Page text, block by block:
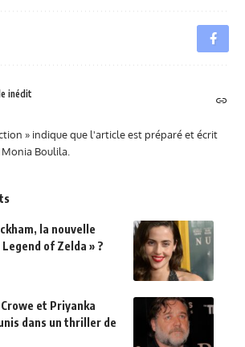
inédit
» indique que l'article est préparé et écrit
Boulila.
la nouvelle
of Zelda » ?
et Priyanka
dans un thriller de